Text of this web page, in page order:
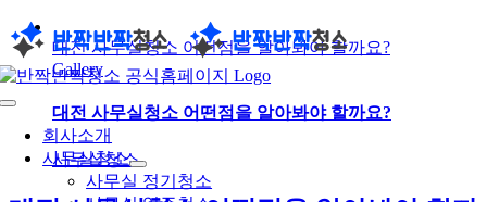
콘
텐
츠
Toggle
Navigation회사소개
사무실청소
사무실 정기청소
대전 사무실청소 어떤점을 알아봐야 할까요?
Gallery
대전 사무실청소 어떤점을 알아봐야 할까요?
사무실청소